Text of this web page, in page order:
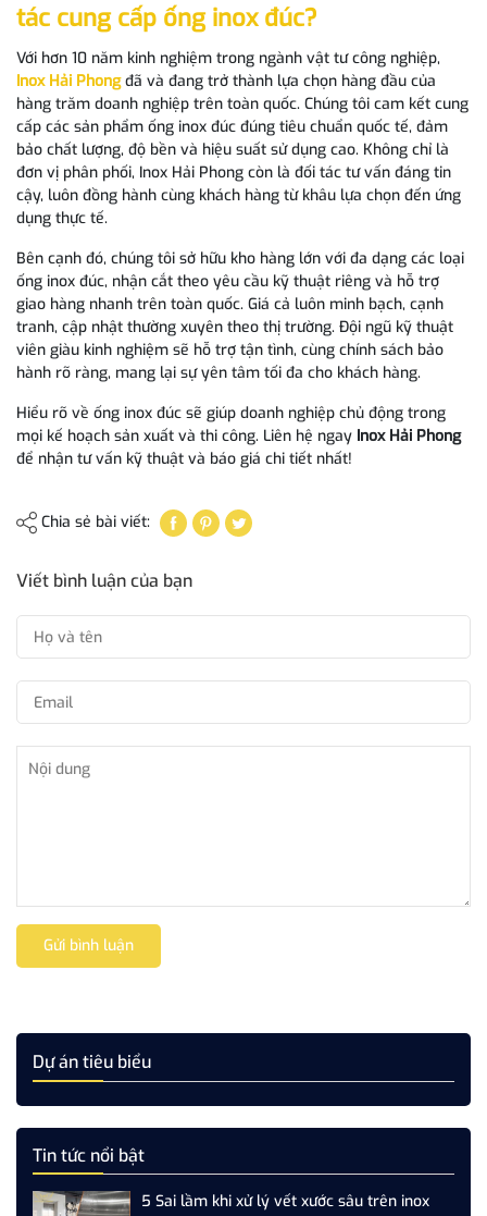
tác cung cấp ống inox đúc?
Với hơn 10 năm kinh nghiệm trong ngành vật tư công nghiệp,
Inox Hải Phongđã và đang trở thành lựa chọn hàng đầu của
hàng trăm doanh nghiệp trên toàn quốc. Chúng tôi cam kết cung
cấp các sản phẩm ống inox đúc đúng tiêu chuẩn quốc tế, đảm
bảo chất lượng, độ bền và hiệu suất sử dụng cao. Không chỉ là
đơn vị phân phối, Inox Hải Phong còn là đối tác tư vấn đáng tin
cậy, luôn đồng hành cùng khách hàng từ khâu lựa chọn đến ứng
dụng thực tế.
Bên cạnh đó, chúng tôi sở hữu kho hàng lớn với đa dạng các loại
ống inox đúc, nhận cắt theo yêu cầu kỹ thuật riêng và hỗ trợ
giao hàng nhanh trên toàn quốc. Giá cả luôn minh bạch, cạnh
tranh, cập nhật thường xuyên theo thị trường. Đội ngũ kỹ thuật
viên giàu kinh nghiệm sẽ hỗ trợ tận tình, cùng chính sách bảo
hành rõ ràng, mang lại sự yên tâm tối đa cho khách hàng.
Hiểu rõ về ống inox đúc sẽ giúp doanh nghiệp chủ động trong
mọi kế hoạch sản xuất và thi công. Liên hệ ngay Inox Hải Phong
để nhận tư vấn kỹ thuật và báo giá chi tiết nhất!
Chia sẻ bài viết:
Viết bình luận của bạn
Gửi bình luận
Dự án tiêu biểu
Tin tức nổi bật
5 Sai lầm khi xử lý vết xước sâu trên inox